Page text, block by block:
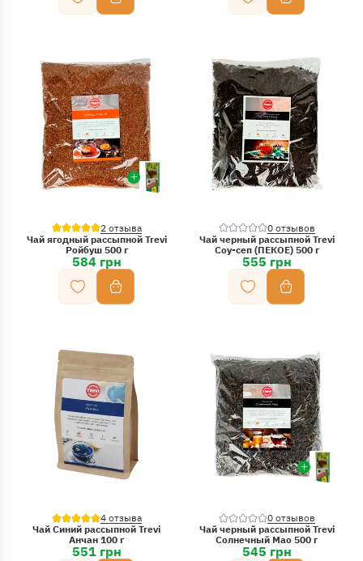
2 отзыва
Чай ягодный рассыпной Trevi
Ройбуш 500 г
584 грн
0 отзывов
Чай черный рассыпной Trevi
Соу-сеп (ПЕКОЕ) 500 г
555 грн
4 отзыва
Чай Синий рассыпной Trevi
Анчан 100 г
551 грн
0 отзывов
Чай черный рассыпной Trevi
Солнечный Мао 500 г
545 грн